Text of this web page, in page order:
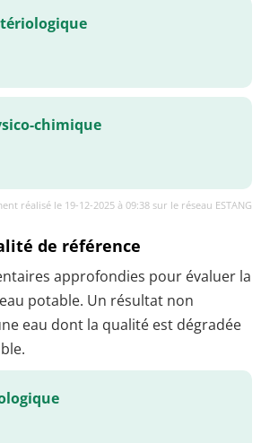
chimique
réalisé le 19-12-2025 à 09:38 sur le réseau ESTANG
de référence
approfondies pour évaluer la
potable. Un résultat non
eau dont la qualité est dégradée